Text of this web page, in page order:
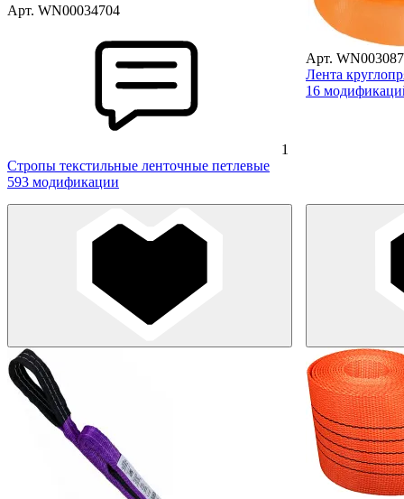
Арт. WN00034704
1
Стропы текстильные ленточные петлевые
593 модификации
Арт.
Лента
16